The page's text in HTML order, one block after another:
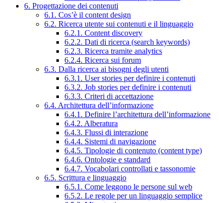
6. Progettazione dei contenuti
6.1. Cos’è il content design
6.2. Ricerca utente sui contenuti e il linguaggio
6.2.1. Content discovery
6.2.2. Dati di ricerca (search keywords)
6.2.3. Ricerca tramite analytics
6.2.4. Ricerca sui forum
6.3. Dalla ricerca ai bisogni degli utenti
6.3.1. User stories per definire i contenuti
6.3.2. Job stories per definire i contenuti
6.3.3. Criteri di accettazione
6.4. Architettura dell’informazione
6.4.1. Definire l’architettura dell’informazione
6.4.2. Alberatura
6.4.3. Flussi di interazione
6.4.4. Sistemi di navigazione
6.4.5. Tipologie di contenuto (content type)
6.4.6. Ontologie e standard
6.4.7. Vocabolari controllati e tassonomie
6.5. Scrittura e linguaggio
6.5.1. Come leggono le persone sul web
6.5.2. Le regole per un linguaggio semplice